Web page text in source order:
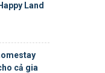
Land
cả gia